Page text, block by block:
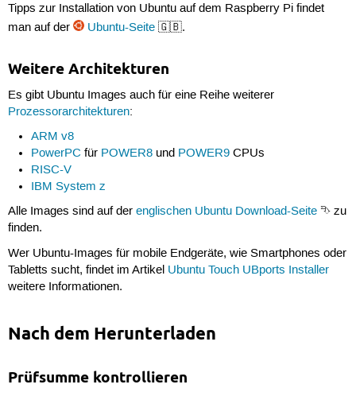
Tipps zur Installation von Ubuntu auf dem Raspberry Pi findet
man auf der
Ubuntu-Seite 🇬🇧.
Weitere Architekturen
Es gibt Ubuntu Images auch für eine Reihe weiterer
Prozessorarchitekturen:
ARM v8
PowerPC für POWER8 und POWER9 CPUs
RISC-V
IBM System z
Alle Images sind auf der englischen Ubuntu Download-Seite⮷ zu
finden.
Wer Ubuntu-Images für mobile Endgeräte, wie Smartphones oder
Tabletts sucht, findet im Artikel Ubuntu Touch UBports Installer
weitere Informationen.
Nach dem Herunterladen
Prüfsumme kontrollieren